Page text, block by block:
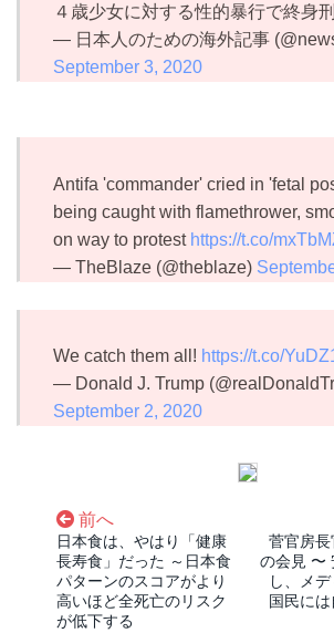
４歳少女に対する性的暴行で終身刑
— 日本人のための海外記事
September 3, 2020
Antifa 'commander' cried in 'fetal
being caught with flamethrower,
on way to protest https://t.co/
— TheBlaze (@theblaze)
We catch them all! https://t.co/
— Donald J. Trump
September 2, 2020
前へ
日本食は、やはり「健康
長寿食」だった ～日本食
パターンのスコアがより
高いほど全死亡のリスク
が低下する
菅官房
の会見 〜
し、メデ
国民に